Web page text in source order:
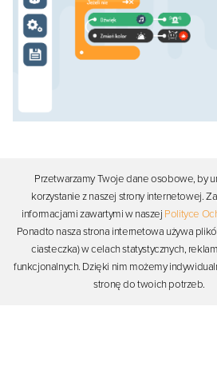
Ciekawostki/Pytania otwierające
Na jakie inne czynniki może reagować
Czy znasz urządzenia, które reagują na
Dyskusja (brak komentarzy)
Przetwarzamy Twoje dane osobowe, by
korzystanie z naszej strony internetowej.
informacjami zawartymi w naszej Polityce
Ponadto nasza strona internetowa używa
ciasteczka) w celach statystycznych,
funkcjonalnych. Dzięki nim możemy
stronę do twoich potrzeb.